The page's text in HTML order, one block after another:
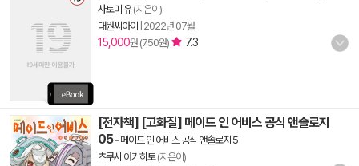
사토미 유(지은이)
대원씨아이
2022년 07월
15,000원 (750원) 7.3
[전자책] [고화질] 메이드 인 어비스 공식 앤솔로지
05- 메이드 인 어비스 공식 앤솔로지 5
츠쿠시 아키히토(지은이)